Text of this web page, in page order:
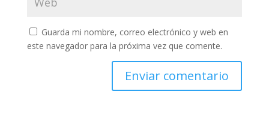
Guarda mi nombre, correo electrónico y web en
este navegador para la próxima vez que comente.